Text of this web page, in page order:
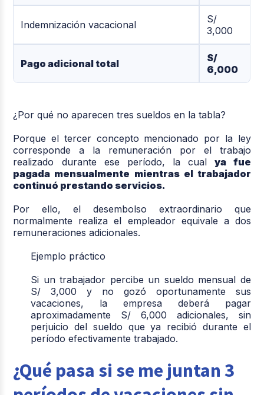
Indemnización vacacional
S/
3,000
Pago adicional total
S/
6,000
¿Por qué no aparecen tres sueldos en la tabla?
Porque el tercer concepto mencionado por la ley
corresponde a la remuneración por el trabajo
realizado durante ese período, la cualya fue
pagada mensualmente mientras el trabajador
continuó prestando servicios.
Por ello, el desembolso extraordinario que
normalmente realiza el empleador equivale a dos
remuneraciones adicionales.
Ejemplo práctico
Si un trabajador percibe un sueldo mensual de
S/ 3,000 y no gozó oportunamente sus
vacaciones, la empresa deberá pagar
aproximadamente S/ 6,000 adicionales, sin
perjuicio del sueldo que ya recibió durante el
período efectivamente trabajado.
¿Qué pasa si se me juntan 3